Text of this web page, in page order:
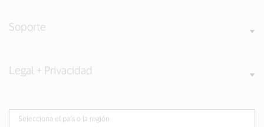
Soporte
Legal + Privacidad
Selecciona el país o la región